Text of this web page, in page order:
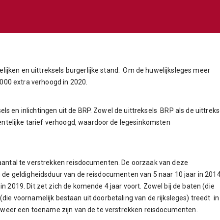
en uittreksels burgerlijke stand. Om de huwelijksleges meer
extra verhoogd in 2020.
en inlichtingen uit de BRP. Zowel de uittreksels BRP als de
tarief verhoogd, waardoor de legesinkomsten
te verstrekken reisdocumenten. De oorzaak van deze
geldigheidsduur van de reisdocumenten van 5 naar 10 jaar in
Dit zet zich de komende 4 jaar voort. Zowel bij de baten (die
voornamelijk bestaan uit doorbetaling van de rijksleges) treedt in
een toename zijn van de te verstrekken reisdocumenten.